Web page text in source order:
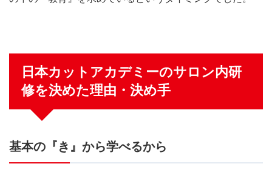
日本カットアカデミーのサロン内研
修を決めた理由・決め手
基本の『き』から学べるから